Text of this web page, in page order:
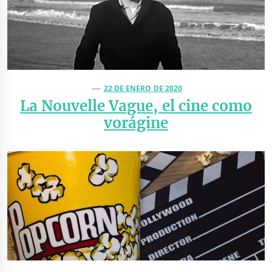
22 DE ENERO DE 2020
La Nouvelle Vague, el cine como
vorágine